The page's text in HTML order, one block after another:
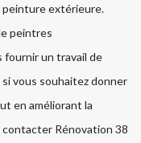
peinture extérieure.
peintres
fournir un travail de
vous souhaitez donner
en améliorant la
Rénovation 38